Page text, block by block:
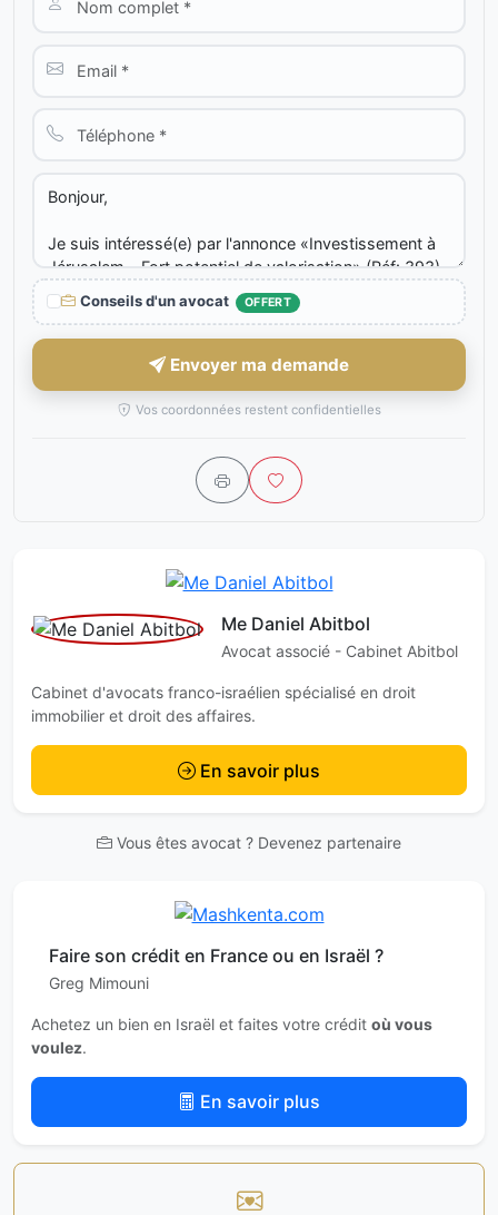
Conseils d'un avocat OFFERT
Envoyer ma demande
Vos coordonnées restent confidentielles
Me Daniel Abitbol
Avocat associé - Cabinet Abitbol
Cabinet d'avocats franco-israélien spécialisé en droit
immobilier et droit des affaires.
En savoir plus
Vous êtes avocat ? Devenez partenaire
Faire son crédit en France ou en Israël ?
Greg Mimouni
Achetez un bien en Israël et faites votre crédit où vous
voulez.
En savoir plus